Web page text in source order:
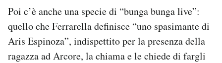
Poi c’è anche una specie di “bunga bunga live”:
quello che Ferrarella definisce “uno spasimante di
Aris Espinoza”, indispettito per la presenza della
ragazza ad Arcore, la chiama e le chiede di fargli